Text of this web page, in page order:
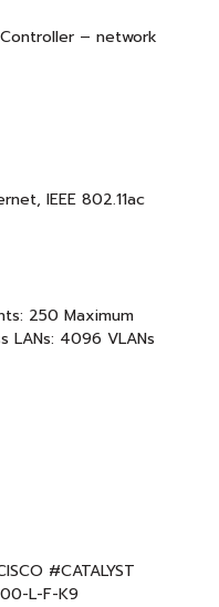
– network
IEEE 802.11ac
250 Maximum
LANs: 4096 VLANs
#CATALYST
L-F-K9